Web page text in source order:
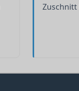
Zuschnitt